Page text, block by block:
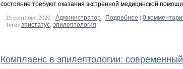
состояние требуют оказания экстренной медицинской
19 сентября 2020 - Администратор | Подробнее | 0
Теги: эпистатус эпилептология
Комплаенс в эпилептологии: